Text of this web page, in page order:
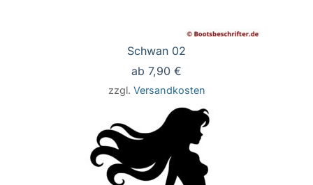
Schwan 02
ab 7,90 €
zzgl. Versandkosten